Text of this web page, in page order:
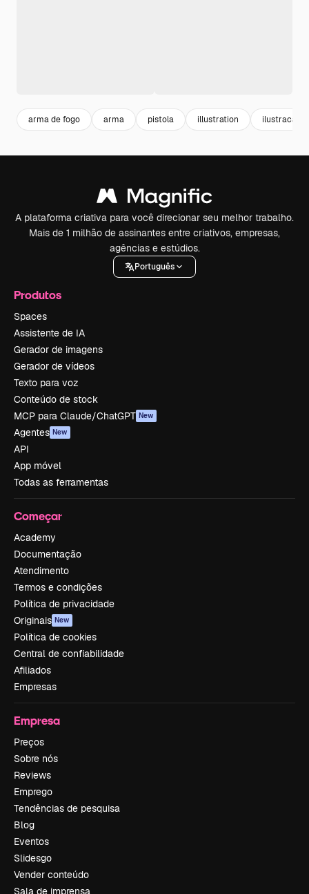
arma de fogo arma pistola illustration ilustracao
A plataforma criativa para você direcionar seu melhor trabalho.
Mais de 1 milhão de assinantes entre criativos, empresas,
agências e estúdios.
Português
Produtos
Spaces
Assistente de IA
Gerador de imagens
Gerador de vídeos
Texto para voz
Conteúdo de stock
MCP para Claude/ChatGPT New
Agentes New
API
App móvel
Todas as ferramentas
Começar
Academy
Documentação
Atendimento
Termos e condições
Política de privacidade
Originais New
Política de cookies
Central de confiabilidade
Afiliados
Empresas
Empresa
Preços
Sobre nós
Reviews
Emprego
Tendências de pesquisa
Blog
Eventos
Slidesgo
Vender conteúdo
Sala de imprensa